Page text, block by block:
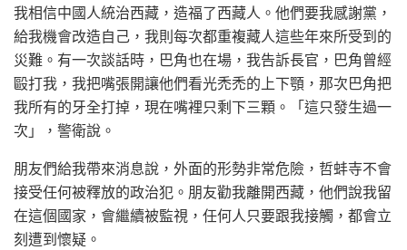
我相信中國人統治西藏，造福了西藏人。他們要我感謝黨，
給我機會改造自己，我則每次都重複藏人這些年來所受到的
災難。有一次談話時，巴角也在場，我告訴長官，巴角曾經
毆打我，我把嘴張開讓他們看光禿禿的上下顎，那次巴角把
我所有的牙全打掉，現在嘴裡只剩下三顆。「這只發生過一
次」，警衛說。
朋友們給我帶來消息說，外面的形勢非常危險，哲蚌寺不會
接受任何被釋放的政治犯。朋友勸我離開西藏，他們說我留
在這個國家，會繼續被監視，任何人只要跟我接觸，都會立
刻遭到懷疑。